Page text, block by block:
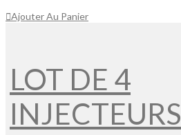
Ajouter Au Panier
LOT DE 4
INJECTEURS